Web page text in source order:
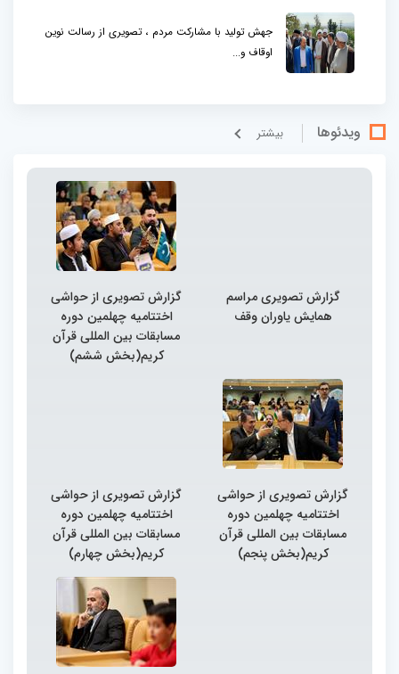
جهش تولید با مشارکت مردم ، تصویری از رسالت نوین
اوقاف و...
ویدئوها بيشتر
گزارش تصویری مراسم
همایش یاوران وقف
گزارش تصویری از حواشی
اختتامیه چهلمین دوره
مسابقات بین المللی قرآن
کریم(بخش ششم)
گزارش تصویری از حواشی
اختتامیه چهلمین دوره
مسابقات بین المللی قرآن
کریم(بخش پنجم)
گزارش تصویری از حواشی
اختتامیه چهلمین دوره
مسابقات بین المللی قرآن
کریم(بخش چهارم)